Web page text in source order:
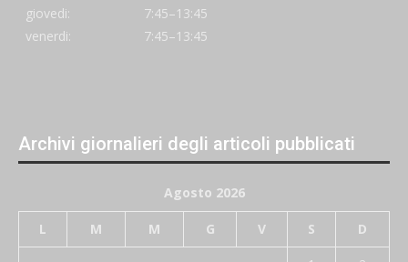
giovedi:
7:45–13:45
venerdi:
7:45–13:45
Archivi giornalieri degli articoli pubblicati
Agosto 2026
L M M G V S D